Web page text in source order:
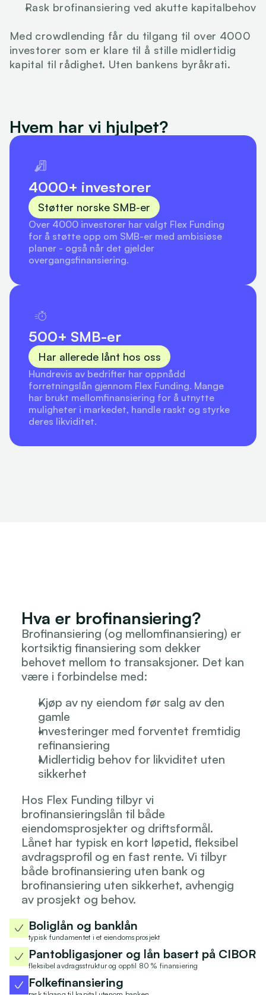
Rask brofinansiering ved akutte kapitalbehov
Med crowdlending får du tilgang til over 4000
investorer som er klare til å stille midlertidig
kapital til rådighet. Uten bankens byråkrati.
Hvem har vi hjulpet?
Støtter norske SMB-er
4000+ investorer
Over 4000 investorer har valgt Flex Funding
for å støtte opp om SMB-er med ambisiøse
planer - også når det gjelder
overgangsfinansiering.
Har allerede lånt hos oss
500+ SMB-er
Hundrevis av bedrifter har oppnådd
forretningslån gjennom Flex Funding. Mange
har brukt mellomfinansiering for å utnytte
muligheter i markedet, handle raskt og styrke
deres likviditet.
Hva er brofinansiering?
Brofinansiering (og mellomfinansiering) er
kortsiktig finansiering som dekker
behovet mellom to transaksjoner. Det kan
være i forbindelse med:
Kjøp av ny eiendom før salg av den
gamle
Investeringer med forventet fremtidig
refinansiering
Midlertidig behov for likviditet uten
sikkerhet
Hos Flex Funding tilbyr vi
brofinansieringslån til både
eiendomsprosjekter og driftsformål.
Lånet har typisk en kort løpetid, fleksibel
avdragsprofil og en fast rente. Vi tilbyr
både brofinansiering uten bank og
brofinansiering uten sikkerhet, avhengig
av prosjekt og behov.
Boliglån og banklån
typisk fundamentet i et eiendomsprosjekt
Pantobligasjoner og lån basert på CIBOR
fleksibel avdragsstruktur og opptil 80 % finansiering
Folkefinansiering